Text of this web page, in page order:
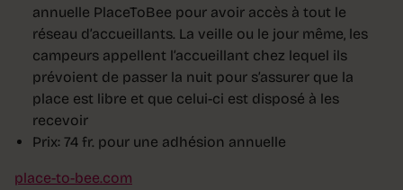
annuelle PlaceToBee pour avoir accès à tout le
réseau d’accueillants. La veille ou le jour même, les
campeurs appellent l’accueillant chez lequel ils
prévoient de passer la nuit pour s’assurer que la
place est libre et que celui-ci est disposé à les
recevoir
Prix: 74 fr. pour une adhésion annuelle
place-to-bee.com